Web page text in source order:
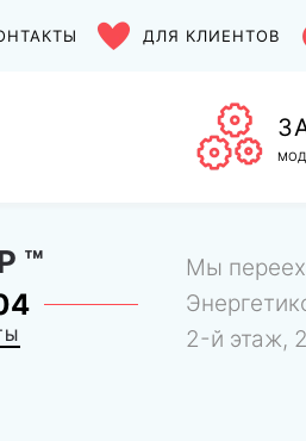
ДЛЯ КЛИЕНТОВ
™
Мы
2-й этаж,